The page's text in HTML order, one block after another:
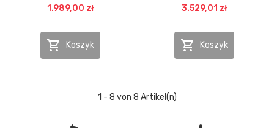
1.989,00 zł
 Koszyk
3.529,01 zł
 Koszyk
1 - 8 von 8 Artikel(n)